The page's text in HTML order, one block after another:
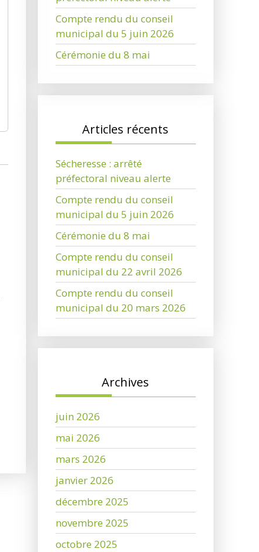
Compte rendu du conseil
municipal du 5 juin 2026
Cérémonie du 8 mai
Articles récents
Sécheresse : arrêté
préfectoral niveau alerte
Compte rendu du conseil
municipal du 5 juin 2026
Cérémonie du 8 mai
Compte rendu du conseil
municipal du 22 avril 2026
Compte rendu du conseil
municipal du 20 mars 2026
Archives
juin 2026
mai 2026
mars 2026
janvier 2026
décembre 2025
novembre 2025
octobre 2025